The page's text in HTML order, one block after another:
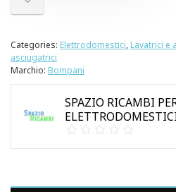
Categories: Elettrodomestici, Lavatrici e
asciugatrici
Marchio: Bompani
SPAZIO RICAMBI